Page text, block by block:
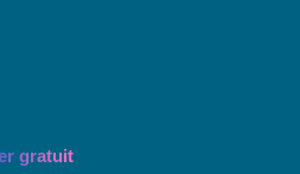
gratuit